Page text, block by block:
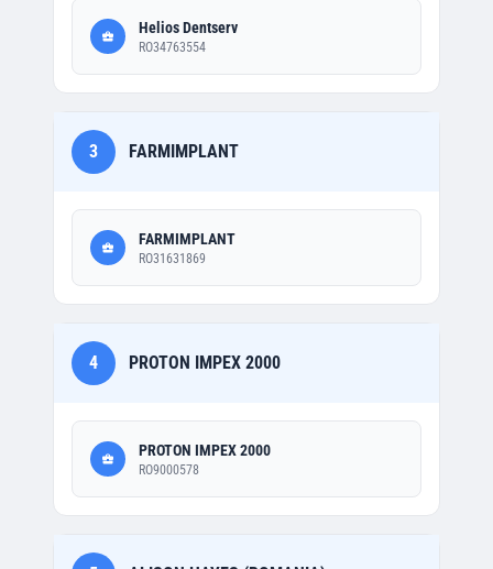
Helios Dentserv
RO34763554
3 FARMIMPLANT
FARMIMPLANT
RO31631869
4 PROTON IMPEX 2000
PROTON IMPEX 2000
RO9000578